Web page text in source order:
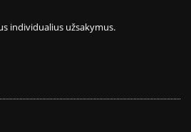
individualius užsakymus.